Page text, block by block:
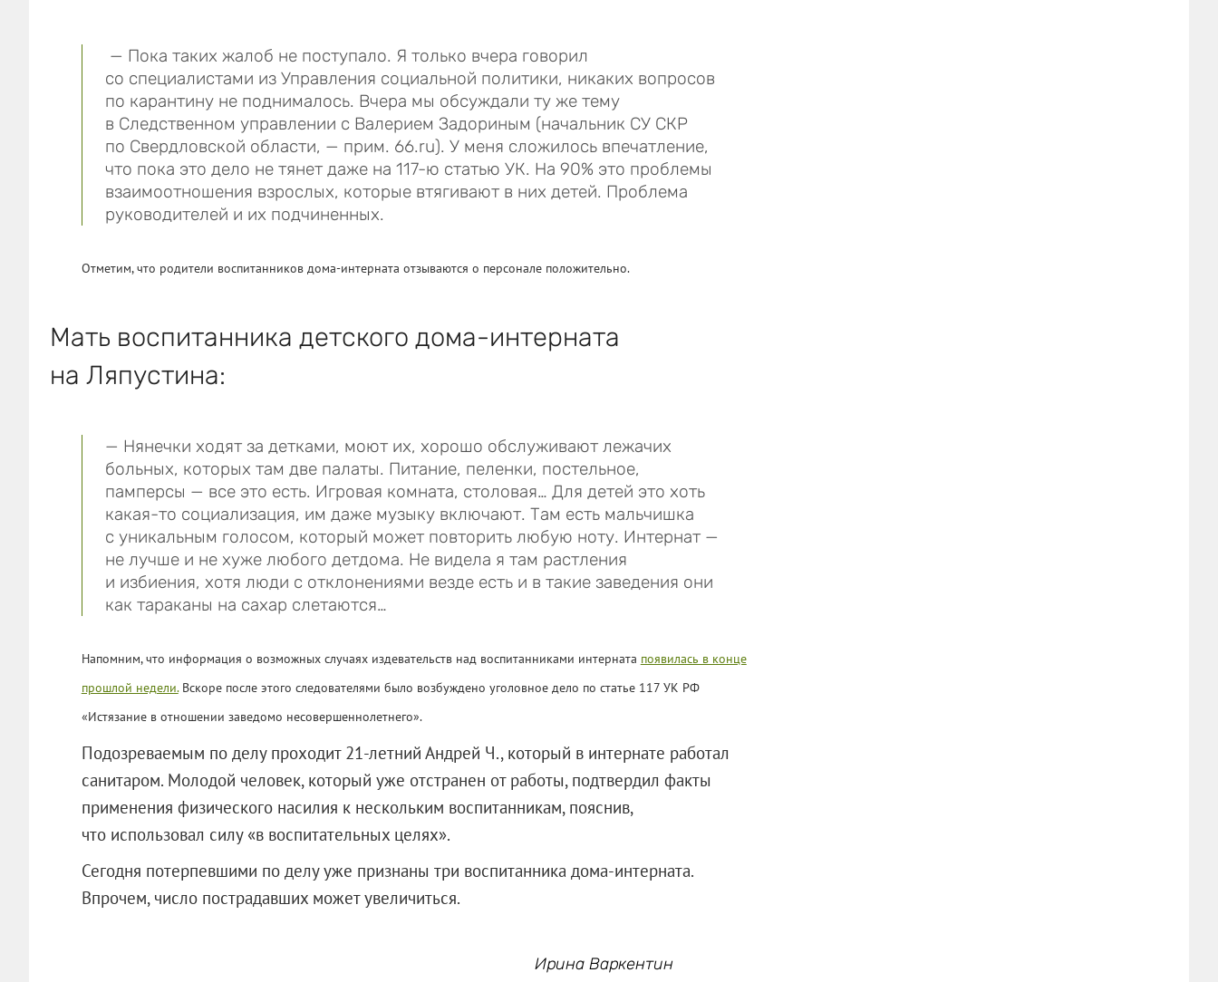
— Пока таких жалоб не поступало. Я только вчера говорил
со специалистами из Управления социальной политики, никаких вопросов
по карантину не поднималось. Вчера мы обсуждали ту же тему
в Следственном управлении с Валерием Задориным (начальник СУ СКР
по Свердловской области, — прим. 66.ru). У меня сложилось впечатление,
что пока это дело не тянет даже на 117-ю статью УК. На 90% это проблемы
взаимоотношения взрослых, которые втягивают в них детей. Проблема
руководителей и их подчиненных.
Отметим, что родители воспитанников дома-интерната отзываются о персонале положительно.
Мать воспитанника детского дома-интерната
на Ляпустина:
— Нянечки ходят за детками, моют их, хорошо обслуживают лежачих
больных, которых там две палаты. Питание, пеленки, постельное,
памперсы — все это есть. Игровая комната, столовая… Для детей это хоть
какая-то социализация, им даже музыку включают. Там есть мальчишка
с уникальным голосом, который может повторить любую ноту. Интернат —
не лучше и не хуже любого детдома. Не видела я там растления
и избиения, хотя люди с отклонениями везде есть и в такие заведения они
как тараканы на сахар слетаются…
Напомним, что информация о возможных случаях издевательств над воспитанниками интерната появилась в конце
прошлой недели.Вскоре после этого следователями было возбуждено уголовное дело по статье 117 УК РФ
«Истязание в отношении заведомо несовершеннолетнего».
Подозреваемым по делу проходит 21-летний Андрей Ч., который в интернате работал
санитаром. Молодой человек, который уже отстранен от работы, подтвердил факты
применения физического насилия к нескольким воспитанникам, пояснив,
что использовал силу «в воспитательных целях».
Сегодня потерпевшими по делу уже признаны три воспитанника дома-интерната.
Впрочем, число пострадавших может увеличиться.
Ирина Варкентин